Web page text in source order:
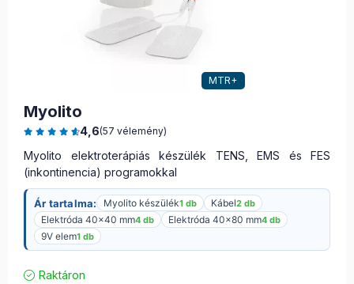
MTR+
Myolito
4,6(57 vélemény)
Myolito elektroterápiás készülék TENS, EMS és FES
(inkontinencia) programokkal
Ár tartalma: Myolito készülék1 db Kábel2 db
Elektróda 40×40 mm4 db Elektróda 40×80 mm4 db
9V elem1 db
Raktáron